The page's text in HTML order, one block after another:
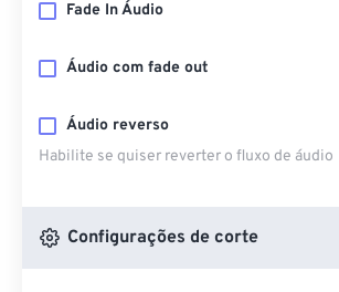
Fade In Áudio
Áudio com fade out
Áudio reverso
Habilite se quiser reverter o fluxo de áudio
Configurações de corte